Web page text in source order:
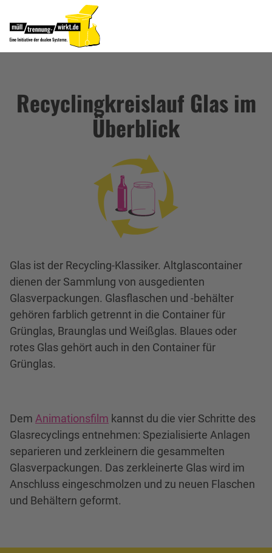
Recyclingkreislauf Glas im
Überblick
Glas ist der Recycling-Klassiker. Altglascontainer
dienen der Sammlung von ausgedienten
Glasverpackungen. Glasflaschen und -behälter
gehören farblich getrennt in die Container für
Grünglas, Braunglas und Weißglas. Blaues oder
rotes Glas gehört auch in den Container für
Grünglas.
Dem Animationsfilm kannst du die vier Schritte des
Glasrecyclings entnehmen: Spezialisierte Anlagen
separieren und zerkleinern die gesammelten
Glasverpackungen. Das zerkleinerte Glas wird im
Anschluss eingeschmolzen und zu neuen Flaschen
und Behältern geformt.